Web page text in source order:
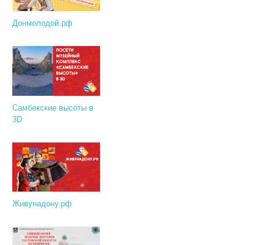
Донмолодой.рф
Самбекские высоты в
3D
Живунадону.рф